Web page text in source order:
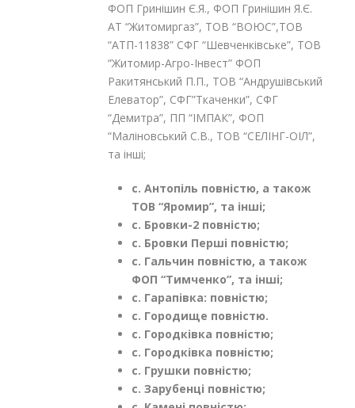
ФОП Гринішин Є.Я., ФОП Гринішин Я.Є.
АТ “Житомиргаз”, ТОВ “ВОЮС”,ТОВ
“АТП-11838” СФГ “Шевченківське”, ТОВ
“Житомир-Агро-Інвест” ФОП
Ракитянський П.П., ТОВ “Андрушівський
Елеватор”, СФГ”Ткаченки”, СФГ
“Демитра”, ПП “ІМПАК”, ФОП
“Маліновський С.В., ТОВ “СЕЛІНГ-ОІЛ”,
та інші;
с. Антопіль повністю, а також
ТОВ “Яромир”, та інші;
с. Бровки-2 повністю;
с. Бровки Перші повністю;
с. Гальчин повністю, а також
ФОП “Тимченко”, та інші;
с. Гарапівка: повністю;
с. Городище повністю.
с. Городківка повністю;
с. Городківка повністю;
с. Грушки повністю;
с. Зарубенці повністю;